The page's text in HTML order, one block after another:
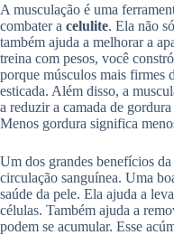
A musculação é uma
combater a celulite. Ela não
também ajuda a melhorar a
treina com pesos, você
porque músculos mais firmes
esticada. Além disso, a
a reduzir a camada de
Menos gordura significa
Um dos grandes benefícios
circulação sanguínea. Uma
saúde da pele. Ela ajuda a
células. Também ajuda a
podem se acumular. Esse